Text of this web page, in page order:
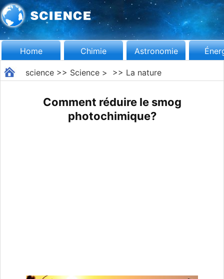
Home Chimie Astronomie
science>> Science> >> La nature
Comment réduire le smog
photochimique?